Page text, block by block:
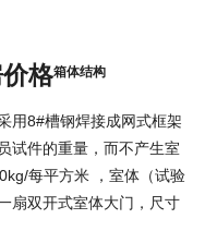
格箱体结构
用8#槽钢焊接成网式框架
试件的重量，而不产生室
每平方米 ，室体（试验
扇双开式室体大门，尺寸